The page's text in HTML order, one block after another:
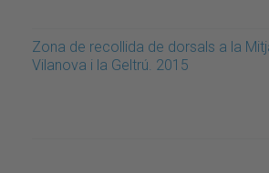
Zona de recollida de dorsals a la
Vilanova i la Geltrú. 2015